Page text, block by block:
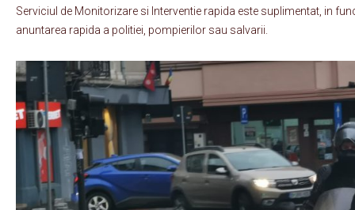
Serviciul de Monitorizare si Interventie rapida este suplimentat, in
anuntarea rapida a politiei, pompierilor sau salvarii.